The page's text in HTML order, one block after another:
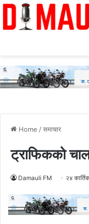
Home /समाचार
ट्राफिकको
Damauli FM २४